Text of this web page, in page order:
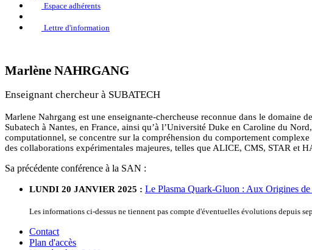
Espace adhérents
Lettre d'information
Marlène NAHRGANG
Enseignant chercheur à SUBATECH
Marlene Nahrgang est une enseignante-chercheuse reconnue dans le domaine
Subatech à Nantes, en France, ainsi qu’à l’Université Duke en Caroline du
computationnel, se concentre sur la compréhension du comportement
des collaborations expérimentales majeures, telles que ALICE, CMS, STAR et
Sa précédente conférence à la SAN :
LUNDI 20 JANVIER 2025 : Le Plasma Quark-Gluon : Aux Origines
Les informations ci-dessus ne tiennent pas compte d'éventuelles évolutions depuis
Contact
Plan d'accès